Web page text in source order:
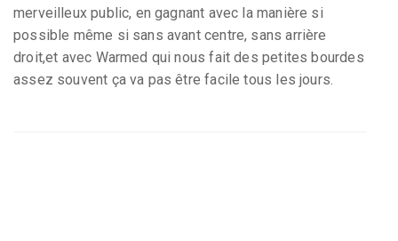
merveilleux public, en gagnant avec la manière si
possible même si sans avant centre, sans arrière
droit,et avec Warmed qui nous fait des petites bourdes
assez souvent ça va pas être facile tous les jours.